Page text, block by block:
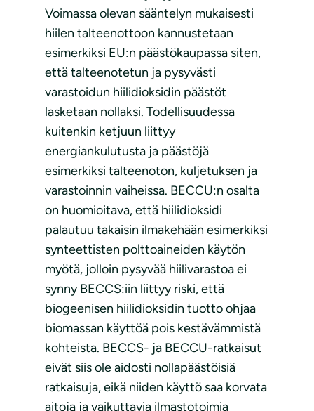
Voimassa olevan sääntelyn mukaisesti
hiilen talteenottoon kannustetaan
esimerkiksi EU:n päästökaupassa siten,
että talteenotetun ja pysyvästi
varastoidun hiilidioksidin päästöt
lasketaan nollaksi. Todellisuudessa
kuitenkin ketjuun liittyy
energiankulutusta ja päästöjä
esimerkiksi talteenoton, kuljetuksen ja
varastoinnin vaiheissa. BECCU:n osalta
on huomioitava, että hiilidioksidi
palautuu takaisin ilmakehään esimerkiksi
synteettisten polttoaineiden käytön
myötä, jolloin pysyvää hiilivarastoa ei
synny BECCS:iin liittyy riski, että
biogeenisen hiilidioksidin tuotto ohjaa
biomassan käyttöä pois kestävämmistä
kohteista. BECCS- ja BECCU-ratkaisut
eivät siis ole aidosti nollapäästöisiä
ratkaisuja, eikä niiden käyttö saa korvata
aitoja ja vaikuttavia ilmastotoimia